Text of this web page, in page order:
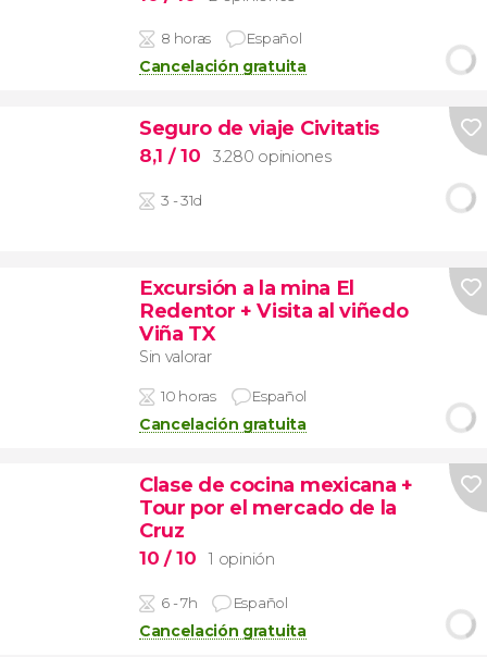
8 horas Español
Cancelación gratuita
Seguro de viaje Civitatis
8,1 / 10 3.280 opiniones
3 - 31d
Excursión a la mina El
Redentor + Visita al viñedo
Viña TX
Sin valorar
10 horas Español
Cancelación gratuita
Clase de cocina mexicana +
Tour por el mercado de la
Cruz
10 / 10 1 opinión
6 - 7h Español
Cancelación gratuita